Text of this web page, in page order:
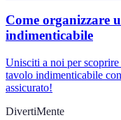
Come organizzare
indimenticabile
Unisciti a noi per
tavolo indimenticabile
assicurato!
DivertiMente